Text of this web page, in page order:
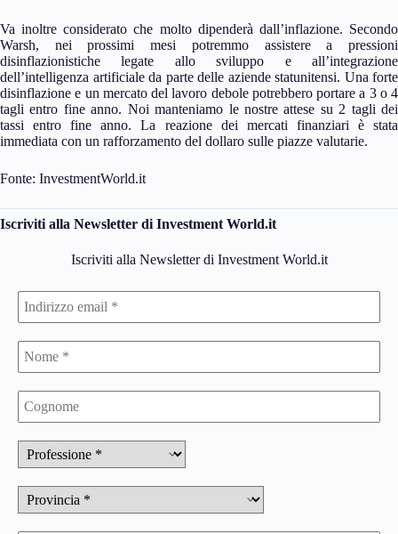
Va inoltre considerato che molto dipenderà dall’inflazione. Secondo
Warsh, nei prossimi mesi potremmo assistere a pressioni
disinflazionistiche legate allo sviluppo e all’integrazione
dell’intelligenza artificiale da parte delle aziende statunitensi. Una forte
disinflazione e un mercato del lavoro debole potrebbero portare a 3 o 4
tagli entro fine anno. Noi manteniamo le nostre attese su 2 tagli dei
tassi entro fine anno. La reazione dei mercati finanziari è stata
immediata con un rafforzamento del dollaro sulle piazze valutarie.
Fonte: InvestmentWorld.it
Iscriviti alla Newsletter di Investment World.it
Iscriviti alla Newsletter di Investment World.it